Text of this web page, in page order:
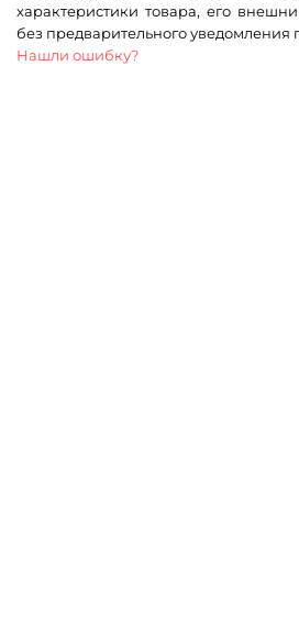
характеристики товара, его
без предварительного уведомления
Нашли ошибку?